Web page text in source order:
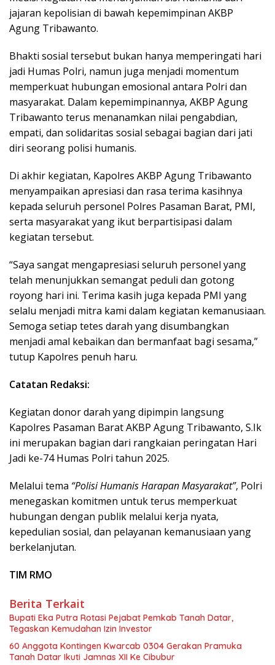
jajaran kepolisian di bawah kepemimpinan AKBP
Agung Tribawanto.
Bhakti sosial tersebut bukan hanya memperingati hari
jadi Humas Polri, namun juga menjadi momentum
memperkuat hubungan emosional antara Polri dan
masyarakat. Dalam kepemimpinannya, AKBP Agung
Tribawanto terus menanamkan nilai pengabdian,
empati, dan solidaritas sosial sebagai bagian dari jati
diri seorang polisi humanis.
Di akhir kegiatan, Kapolres AKBP Agung Tribawanto
menyampaikan apresiasi dan rasa terima kasihnya
kepada seluruh personel Polres Pasaman Barat, PMI,
serta masyarakat yang ikut berpartisipasi dalam
kegiatan tersebut.
“Saya sangat mengapresiasi seluruh personel yang
telah menunjukkan semangat peduli dan gotong
royong hari ini. Terima kasih juga kepada PMI yang
selalu menjadi mitra kami dalam kegiatan kemanusiaan.
Semoga setiap tetes darah yang disumbangkan
menjadi amal kebaikan dan bermanfaat bagi sesama,”
tutup Kapolres penuh haru.
Catatan Redaksi:
Kegiatan donor darah yang dipimpin langsung
Kapolres Pasaman Barat AKBP Agung Tribawanto, S.Ik
ini merupakan bagian dari rangkaian peringatan Hari
Jadi ke-74 Humas Polri tahun 2025.
Melalui tema “Polisi Humanis Harapan Masyarakat”, Polri
menegaskan komitmen untuk terus memperkuat
hubungan dengan publik melalui kerja nyata,
kepedulian sosial, dan pelayanan kemanusiaan yang
berkelanjutan.
TIM RMO
Berita Terkait
Bupati Eka Putra Rotasi Pejabat Pemkab Tanah Datar,
Tegaskan Kemudahan Izin Investor
60 Anggota Kontingen Kwarcab 0304 Gerakan Pramuka
Tanah Datar Ikuti Jamnas XII Ke Cibubur